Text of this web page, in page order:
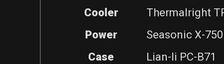
Cooler
Thermalright
Power
Seasonic X-
Case
Lian-li PC-B71